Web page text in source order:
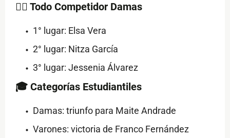
🏃‍♀️ Todo Competidor Damas
1° lugar: Elsa Vera
2° lugar: Nitza García
3° lugar: Jessenia Álvarez
🎓 Categorías Estudiantiles
Damas: triunfo para Maite Andrade
Varones: victoria de Franco Fernández